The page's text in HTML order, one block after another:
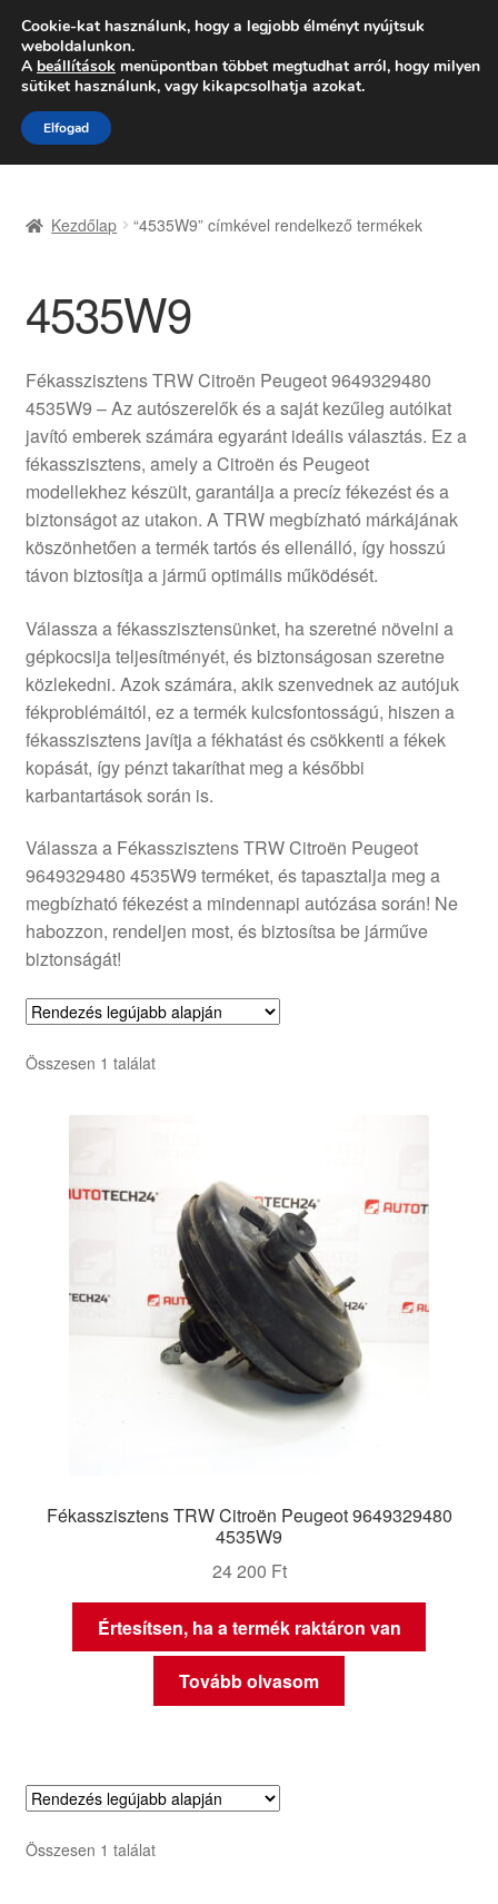
SZÁLLÍTÁS 2618 Ft-tól
Hétfő-Péntek 9:00–16:0006 80 088 054
Ugrás
a
navigációhoz
Kilépés
a
tartalomba
Adatvédelmi irányelvek
Felhasználási feltételek
Kifizetések
Panasz
Panaszkezelési szabályzat
Rólunk
Saját fiókom
Szállítás
Szekér
Kezdőlap “4535W9” címkével rendelkező termékek
4535W9
Fékasszisztens TRW Citroën Peugeot 9649329480
4535W9 – Az autószerelők és a saját kezűleg autóikat
javító emberek számára egyaránt ideális választás. Ez a
fékasszisztens, amely a Citroën és Peugeot
modellekhez készült, garantálja a precíz fékezést és a
biztonságot az utakon. A TRW megbízható márkájának
köszönhetően a termék tartós és ellenálló, így hosszú
távon biztosítja a jármű optimális működését.
Válassza a fékasszisztensünket, ha szeretné növelni a
gépkocsija teljesítményét, és biztonságosan szeretne
közlekedni. Azok számára, akik szenvednek az autójuk
fékproblémáitól, ez a termék kulcsfontosságú, hiszen a
fékasszisztens javítja a fékhatást és csökkenti a fékek
kopását, így pénzt takaríthat meg a későbbi
karbantartások során is.
Válassza a Fékasszisztens TRW Citroën Peugeot
9649329480 4535W9 terméket, és tapasztalja meg a
megbízható fékezést a mindennapi autózása során! Ne
habozzon, rendeljen most, és biztosítsa be járműve
biztonságát!
Összesen 1 találat
Fékasszisztens TRW Citroën Peugeot 9649329480
4535W9
24 200 Ft
Értesítsen, ha a termék raktáron van
Tovább olvasom
Összesen 1 találat
Cookie-kat használunk, hogy a legjobb élményt nyújtsuk
weboldalunkon.
A beállítások menüpontban többet megtudhat arról, hogy milyen
sütiket használunk, vagy kikapcsolhatja azokat.
Elfogad